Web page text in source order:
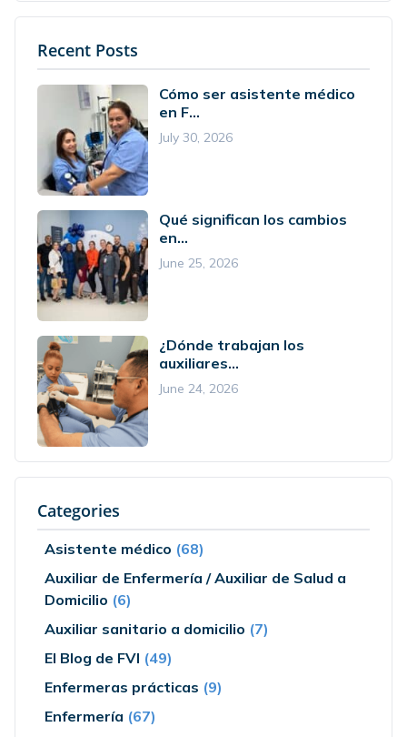
Recent Posts
Cómo ser asistente médico
en F...
July 30, 2026
Qué significan los cambios
en...
June 25, 2026
¿Dónde trabajan los
auxiliares...
June 24, 2026
Categories
Asistente médico (68)
Auxiliar de Enfermería / Auxiliar de Salud a
Domicilio (6)
Auxiliar sanitario a domicilio (7)
El Blog de FVI (49)
Enfermeras prácticas (9)
Enfermería (67)